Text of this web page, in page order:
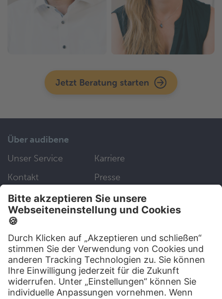
Jetzt Beratung starten
Über audibene
Unser Service
Karriere
Kontakt
Presse
Folgen Sie uns auf:
Wir helfen Ihnen gerne weiter
030 83 79 99 97